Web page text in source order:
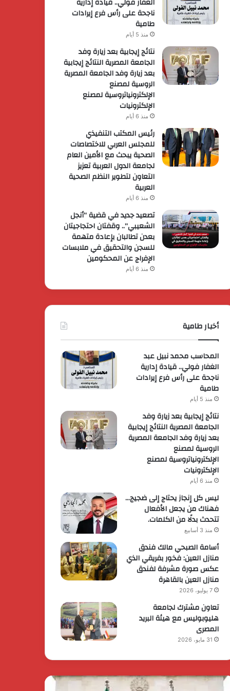
ناجحة على رأس فرع إيرادات
طامية
منذ 5 أيام
نتائج إيجابية بعد زيارة وفد
الجامعة المصرية النتائج إيجابية
بعد زيارة وفد الجامعة المصرية
الروسية لمصنع
الإلكترونياتروسية لمصنع
الإلكترونيات
منذ 6 أيام
رئيس المكتب التنفيذي
للمجلس العربي للاختصاصات
الصحية يبحث مع الأمين العام
لجامعة الدول العربية تعزيز
التعاون لتطوير النظم الصحية
العربية
منذ 6 أيام
تصعيد جديد في قضية “أنجل
الشعيبي”.. وقفتان احتجاجيتان
بعدن تطالبان بإعادة متهمة
للسجن والتحقيق في ملابسات
الإفراج عن المحكومين
منذ 6 أيام
أخبار طامية
المحاسب محمد نبيل عبد
الغفار فولي.. قيادة إدارية
ناجحة على رأس فرع إيرادات
طامية
منذ 5 أيام
نتائج إيجابية بعد زيارة وفد
الجامعة المصرية النتائج إيجابية
بعد زيارة وفد الجامعة المصرية
الروسية لمصنع
الإلكترونياتروسية لمصنع
الإلكترونيات
منذ 6 أيام
ليس كل إنجاز يحتاج إلى ضجيج…
فهناك من يجعل الأفعال
تتحدث بدلًا من الكلمات.
منذ 3 أسابيع
أسامة الصبحي مالك فندق
منازل العين: فخور بفريقي الذي
عكس صورة مشرفة لفندق
منازل العين بالقاهرة
7 يوليو، 2026
تعاون مشترك لجامعة
هليوبوليس مع هيئة البريد
المصرى
31 مايو، 2026
الرئيس